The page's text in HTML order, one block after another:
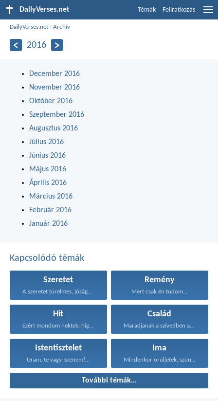
DailyVerses.net Témák Feliratkozás
DailyVerses.net ›Archív
2016
December 2016
November 2016
Október 2016
Szeptember 2016
Augusztus 2016
Július 2016
Június 2016
Május 2016
Április 2016
Március 2016
Február 2016
Január 2016
Kapcsolódó témák
Szeretet
A szeretet türelmes, jóságos...
Remény
Mert csak én tudom...
Hit
Ezért mondom nektek: higgyétek...
Család
Maradjanak a szívedben azok...
Istentisztelet
Uram, te vagy Istenem!...
Ima
Mindenkor örüljetek, szüntelenül imádkozzatok...
További témák...